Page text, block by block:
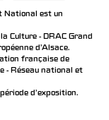
National est un
Culture - DRAC Grand
d’Alsace.
française de
- Réseau national et
d'exposition.